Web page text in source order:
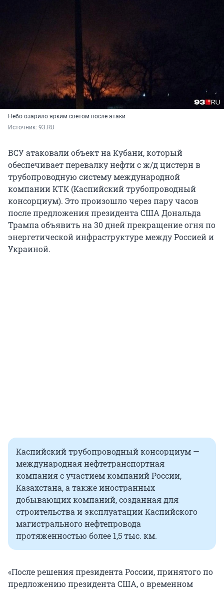
Небо озарило ярким светом после атаки
Источник: 93.RU
ВСУ атаковали объект на Кубани, который
обеспечивает перевалку нефти с ж/д цистерн в
трубопроводную систему международной
компании КТК (Каспийский трубопроводный
консорциум). Это произошло через пару часов
после предложения президента США Дональда
Трампа объявить на 30 дней прекращение огня по
энергетической инфраструктуре между Россией и
Украиной.
Каспийский трубопроводный консорциум —
международная нефтетранспортная
компания с участием компаний России,
Казахстана, а также иностранных
добывающих компаний, созданная для
строительства и эксплуатации Каспийского
магистрального нефтепровода
протяженностью более 1,5 тыс. км.
«После решения президента России, принятого по
предложению президента США, о временном